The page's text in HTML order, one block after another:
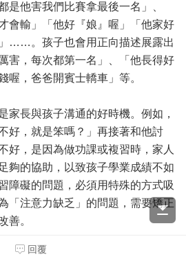
是他害我們比賽拿最後一名」、
會輸」「他好『娘』喔」「他家好
……。孩子也會用正向描述展露出
害，每次都第一名」、「他長得好
喔，爸爸開賓士轎車」等。
家長與孩子溝通的好時機。例如，
好，就是笨嗎？」再接著和他討
好，是因為做功課或複習時，家人
夠的協助，以致孩子學業成績不如
障礙的問題，必須用特殊的方式吸
「注意力缺乏」的問題，需要矯正
善。
功課不好」的背後有各種可能的原
回覆